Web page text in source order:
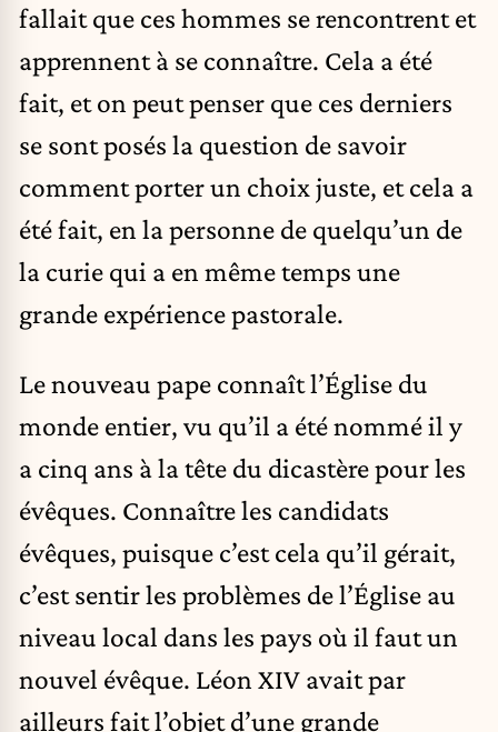
fallait que ces hommes se rencontrent et
apprennent à se connaître. Cela a été
fait, et on peut penser que ces derniers
se sont posés la question de savoir
comment porter un choix juste, et cela a
été fait, en la personne de quelqu’un de
la curie qui a en même temps une
grande expérience pastorale.
Le nouveau pape connaît l’Église du
monde entier, vu qu’il a été nommé il y
a cinq ans à la tête du dicastère pour les
évêques. Connaître les candidats
évêques, puisque c’est cela qu’il gérait,
c’est sentir les problèmes de l’Église au
niveau local dans les pays où il faut un
nouvel évêque. Léon XIV avait par
ailleurs fait l’objet d’une grande